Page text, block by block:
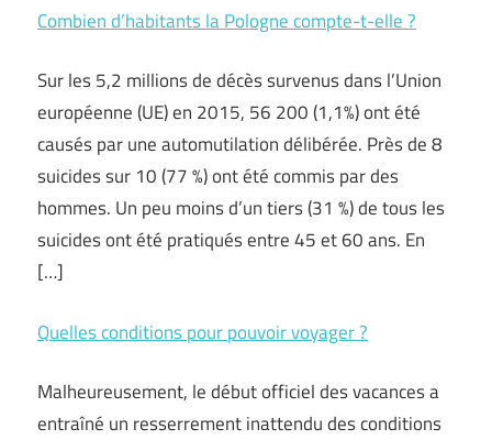
Combien d’habitants la Pologne compte-t-elle ?
Sur les 5,2 millions de décès survenus dans l’Union
européenne (UE) en 2015, 56 200 (1,1%) ont été
causés par une automutilation délibérée. Près de 8
suicides sur 10 (77 %) ont été commis par des
hommes. Un peu moins d’un tiers (31 %) de tous les
suicides ont été pratiqués entre 45 et 60 ans. En
[…]
Quelles conditions pour pouvoir voyager ?
Malheureusement, le début officiel des vacances a
entraîné un resserrement inattendu des conditions